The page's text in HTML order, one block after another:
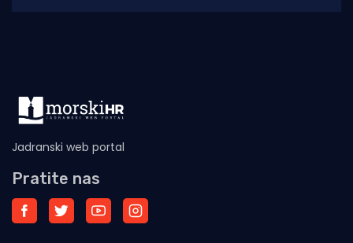
Jadranski web portal
Pratite nas